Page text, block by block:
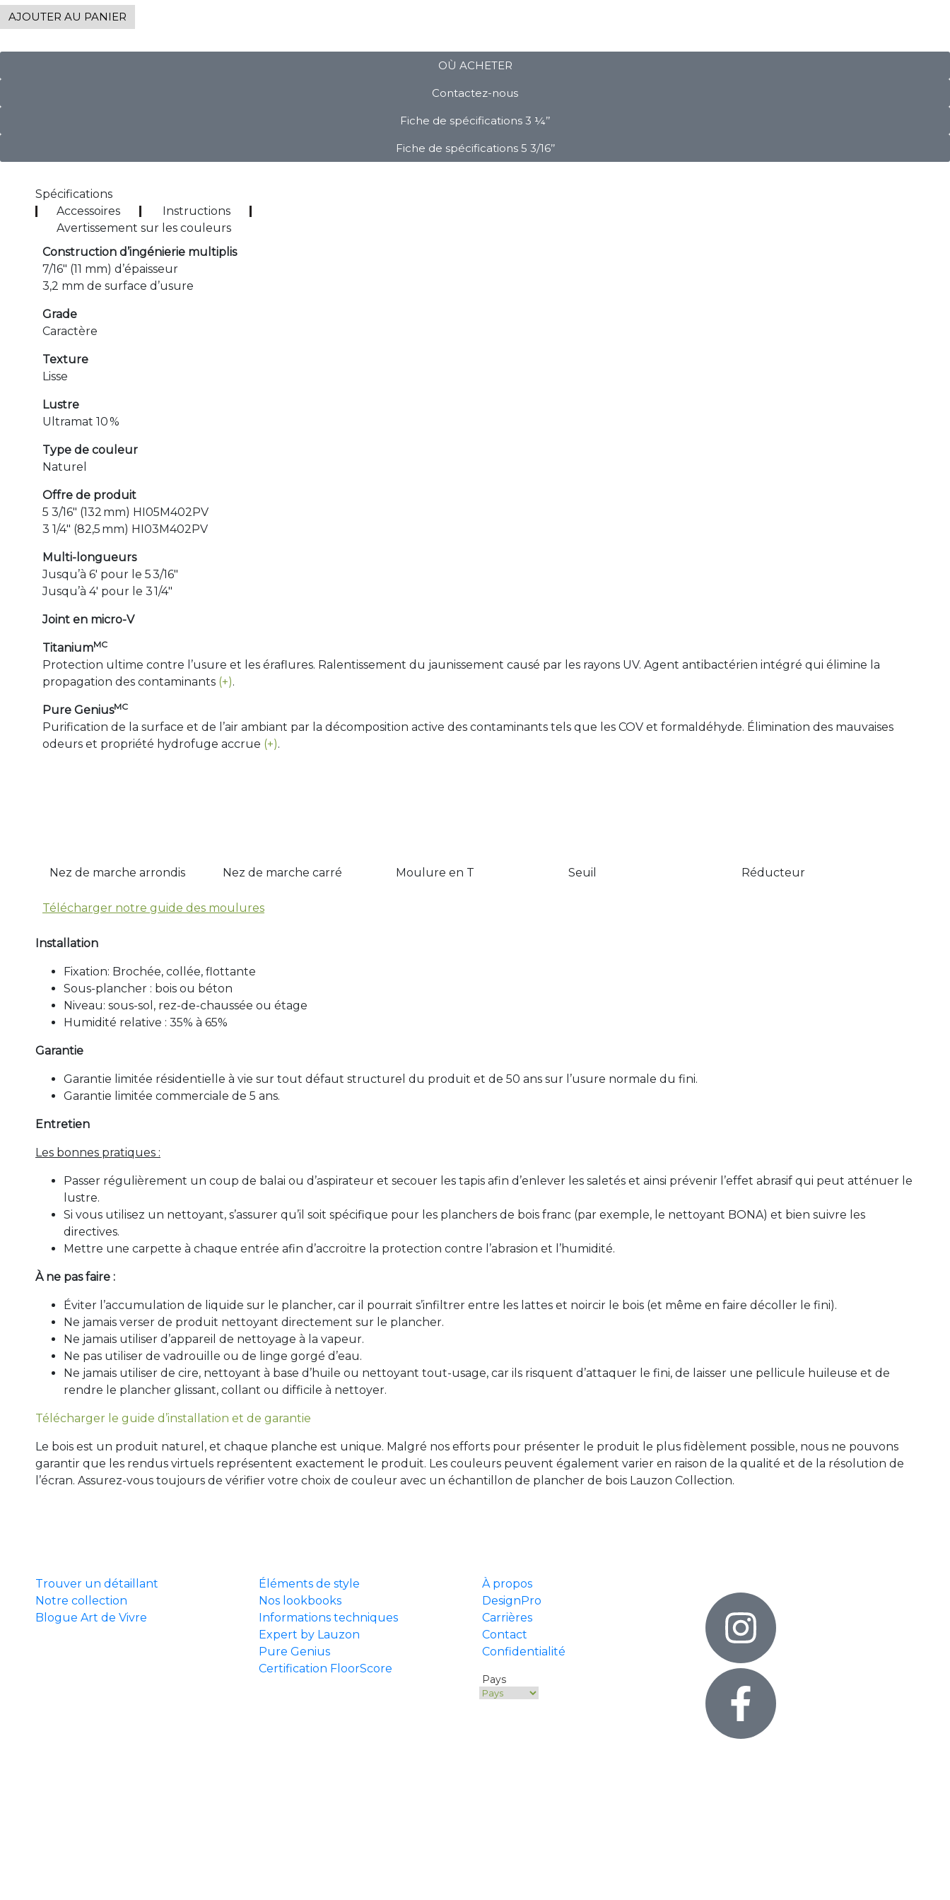
AJOUTER AU PANIER
OÙ ACHETER
Contactez-nous
Fiche de spécifications 3 ¼’’
Fiche de spécifications 5 3/16’’
Spécifications
Accessoires
Instructions
Avertissement sur les couleurs
Construction d’ingénierie multiplis
7/16″ (11 mm) d’épaisseur
3,2 mm de surface d’usure
Grade
Caractère
Texture
Lisse
Lustre
Ultramat 10 %
Type de couleur
Naturel
Offre de produit
5 3/16″ (132 mm) HI05M402PV
3 1/4″ (82,5 mm) HI03M402PV
Multi-longueurs
Jusqu’à 6′ pour le 5 3/16″
Jusqu’à 4′ pour le 3 1/4″
Joint en micro-V
TitaniumMC
Protection ultime contre l’usure et les éraflures. Ralentissement du jaunissement causé par les rayons UV. Agent antibactérien intégré qui élimine la
propagation des contaminants (+).
Pure GeniusMC
Purification de la surface et de l’air ambiant par la décomposition active des contaminants tels que les COV et formaldéhyde. Élimination des mauvaises
odeurs et propriété hydrofuge accrue (+).
Nez de marche arrondis Nez de marche carré Moulure en T Seuil Réducteur
Télécharger notre guide des moulures
Installation
Fixation: Brochée, collée, flottante
Sous-plancher : bois ou béton
Niveau: sous-sol, rez-de-chaussée ou étage
Humidité relative : 35% à 65%
Garantie
Garantie limitée résidentielle à vie sur tout défaut structurel du produit et de 50 ans sur l’usure normale du fini.
Garantie limitée commerciale de 5 ans.
Entretien
Les bonnes pratiques :
Passer régulièrement un coup de balai ou d’aspirateur et secouer les tapis afin d’enlever les saletés et ainsi prévenir l’effet abrasif qui peut atténuer le
lustre.
Si vous utilisez un nettoyant, s’assurer qu’il soit spécifique pour les planchers de bois franc (par exemple, le nettoyant BONA) et bien suivre les
directives.
Mettre une carpette à chaque entrée afin d’accroitre la protection contre l’abrasion et l’humidité.
À ne pas faire :
Éviter l’accumulation de liquide sur le plancher, car il pourrait s’infiltrer entre les lattes et noircir le bois (et même en faire décoller le fini).
Ne jamais verser de produit nettoyant directement sur le plancher.
Ne jamais utiliser d’appareil de nettoyage à la vapeur.
Ne pas utiliser de vadrouille ou de linge gorgé d’eau.
Ne jamais utiliser de cire, nettoyant à base d’huile ou nettoyant tout-usage, car ils risquent d’attaquer le fini, de laisser une pellicule huileuse et de
rendre le plancher glissant, collant ou difficile à nettoyer.
Télécharger le guide d’installation et de garantie
Le bois est un produit naturel, et chaque planche est unique. Malgré nos efforts pour présenter le produit le plus fidèlement possible, nous ne pouvons
garantir que les rendus virtuels représentent exactement le produit. Les couleurs peuvent également varier en raison de la qualité et de la résolution de
l’écran. Assurez-vous toujours de vérifier votre choix de couleur avec un échantillon de plancher de bois Lauzon Collection.
Trouver un détaillant
Notre collection
Blogue Art de Vivre
Éléments de style
Nos lookbooks
Informations techniques
Expert by Lauzon
Pure Genius
Certification FloorScore
À propos
DesignPro
Carrières
Contact
Confidentialité
Pays